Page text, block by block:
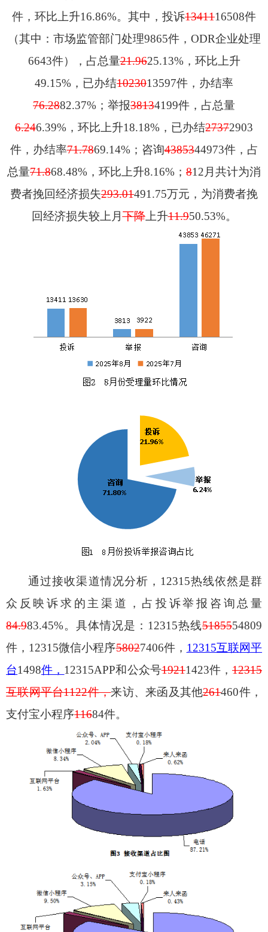
件 ，环比上升16.86%。其中，投诉1341116508件
（其中：市场监管部门处理9865件， ODR企业处理
6643件） ，占总量21.9625.13%，环比上升
49.15% ，已办结1023013597件，办结率
76.2882.37% ； 举报38134199件，占总量
6.246.39% ，环比上升18.18% ，已办结27372903
件，办结率71.7869.14%； 咨询4385344973件，占
总量71.868.48% ，环比上升8.16% ； 812 月共计为消
费者挽回经济损失293.01491.75万元， 为消费者挽
回经济损失较上月下降上升11.950.53%。
通过接收渠道情况分析， 12315热线依然是群
众反映诉求的主渠道，占投诉举报咨询总量
84.983.45%。具体情况是： 12315热线5185554809
件， 12315微信小程序58027406件， 12315互联网平
台1498件， 12315APP和公众号19211423件，12315
互联网平台1122件，来访、来函及其他261460件，
支付宝小程序11684件。